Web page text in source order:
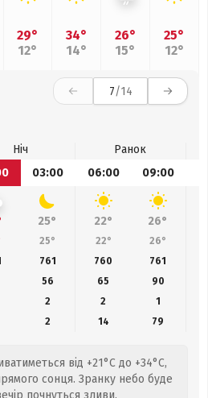
29°
12°
34°
14°
26°
15°
25°
12°
7/14
Ніч
Ранок
03:00 06:00 09:00
25° 22° 26°
25° 22° 26°
761 760 761
56 65 90
2 2
1
2 14 79
від +21°C до +34°C,
сонця. Зранку небо буде
почнуться зливи.